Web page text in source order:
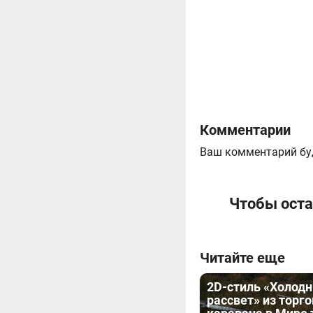
Комментарии
Ваш комментарий
Чтобы
Читайте еще
2D-стиль
рассвет» из